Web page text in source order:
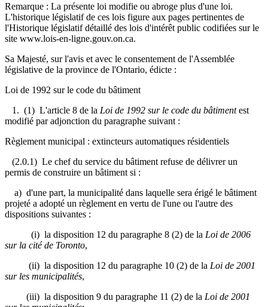
Remarque : La présente loi modifie ou abroge plus d'une loi.
L'historique législatif de ces lois figure aux pages pertinentes de
l'Historique législatif détaillé des lois d'intérêt public codifiées sur le
site www.lois-en-ligne.gouv.on.ca.
Sa Majesté, sur l'avis et avec le consentement de l'Assemblée
législative de la province de l'Ontario, édicte :
Loi de 1992 sur le code du bâtiment
1. (1) L'article 8 de la Loi de 1992 sur le code du bâtimentest
modifié par adjonction du paragraphe suivant :
Règlement municipal : extincteurs automatiques résidentiels
(2.0.1) Le chef du service du bâtiment refuse de délivrer un
permis de construire un bâtiment si :
a) d'une part, la municipalité dans laquelle sera érigé le bâtiment
projeté a adopté un règlement en vertu de l'une ou l'autre des
dispositions suivantes :
(i) la disposition 12 du paragraphe 8 (2) de la Loi de 2006
sur la cité de Toronto,
(ii) la disposition 12 du paragraphe 10 (2) de la Loi de 2001
sur les municipalités,
(iii) la disposition 9 du paragraphe 11 (2) de la Loi de 2001